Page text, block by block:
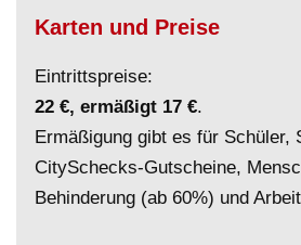
Karten und Preise
Eintrittspreise:
22 €, ermäßigt 17 €.
Ermäßigung gibt es für Schüler,
CitySchecks-Gutscheine,
Behinderung (ab 60%) und